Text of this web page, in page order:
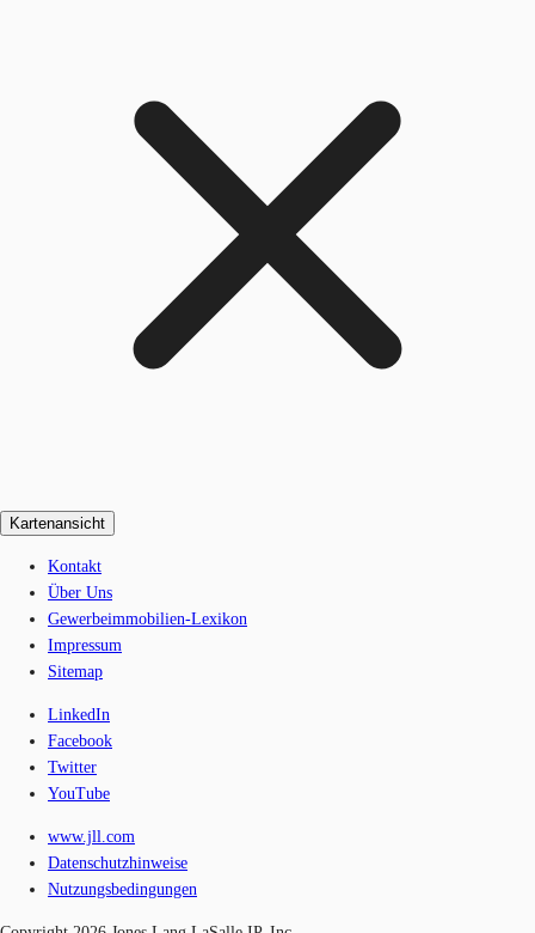
Kartenansicht
Kontakt
Über Uns
Gewerbeimmobilien-Lexikon
Impressum
Sitemap
LinkedIn
Facebook
Twitter
YouTube
www.jll.com
Datenschutzhinweise
Nutzungsbedingungen